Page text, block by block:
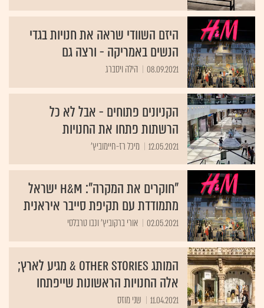
היזם השוודי שראה את חנויות בגדי
הנשים באמריקה - ורצה גם
08.09.2021 הילה ויסברג
הקניונים פתוחים - אבל לא כל
הרשתות פתחו את החנויות
12.05.2021 מיכל רז-חיימוביץ'
"חוקרים את המקרה": H&M ישראל
מתמודדת עם תקיפת סייבר איראנית
02.05.2021 אורי ברקוביץ' ונבו טרבלסי
המותג Other Stories & מגיע לארץ;
אלה החנויות הראשונות שייפתחו
11.04.2021 שני מוזס